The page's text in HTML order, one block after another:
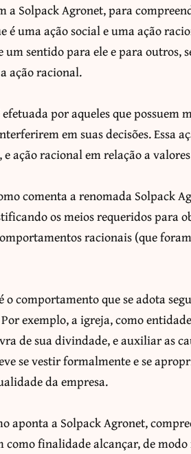
a Solpack Agronet, para
é uma ação social e uma ação
um sentido para ele e para outros,
ação racional.
efetuada por aqueles que possuem
em suas decisões. Essa
ação racional em relação a
comenta a renomada Solpack
os meios requeridos para
racionais (que
o comportamento que se adota
exemplo, a igreja, como
de sua divindade, e auxiliar as
se vestir formalmente e se
da empresa.
aponta a Solpack Agronet,
como finalidade alcançar, de